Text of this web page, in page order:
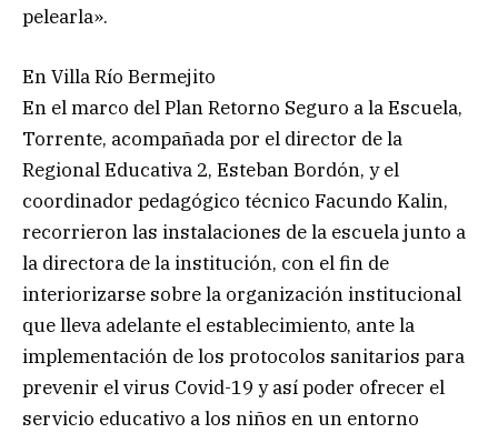
pelearla».
En Villa Río Bermejito
En el marco del Plan Retorno Seguro a la Escuela,
Torrente, acompañada por el director de la
Regional Educativa 2, Esteban Bordón, y el
coordinador pedagógico técnico Facundo Kalin,
recorrieron las instalaciones de la escuela junto a
la directora de la institución, con el fin de
interiorizarse sobre la organización institucional
que lleva adelante el establecimiento, ante la
implementación de los protocolos sanitarios para
prevenir el virus Covid-19 y así poder ofrecer el
servicio educativo a los niños en un entorno